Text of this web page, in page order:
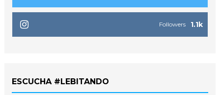
1.1k
Followers
ESCUCHA #LEBITANDO